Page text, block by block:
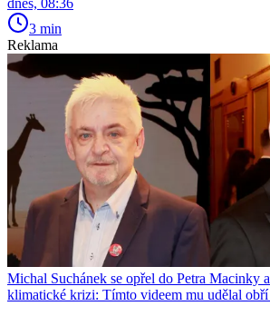
3 min
Reklama
Michal Suchánek se opřel do Petra Macinky
klimatické krizi: Tímto videem mu udělal obří